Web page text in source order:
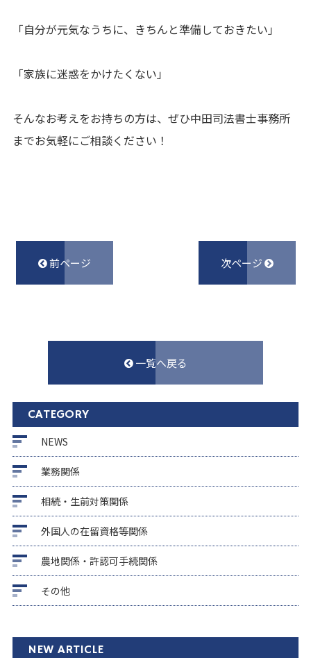
「自分が元気なうちに、きちんと準備しておきたい」
「家族に迷惑をかけたくない」
そんなお考えをお持ちの方は、ぜひ中田司法書士事務所
までお気軽にご相談ください！
前ページ 次ページ
一覧へ戻る
CATEGORY
NEWS
業務関係
相続・生前対策関係
外国人の在留資格等関係
農地関係・許認可手続関係
その他
NEW ARTICLE